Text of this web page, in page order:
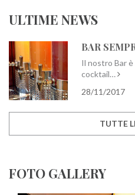
ULTIME NEWS
BAR
Il nostro Bar
cocktail…
28/11/2017
TUTTE
FOTO GALLERY